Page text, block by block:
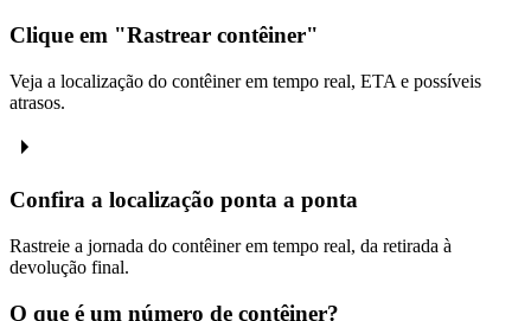
Clique em "Rastrear contêiner"
Veja a localização do contêiner em tempo real, ETA e possíveis
atrasos.
Confira a localização ponta a ponta
Rastreie a jornada do contêiner em tempo real, da retirada à
devolução final.
O que é um número de contêiner?